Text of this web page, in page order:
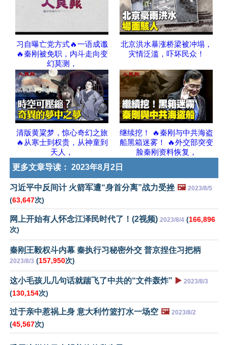
习自曝亡党方式🔥一语成谶
🔥秦刚被免职，内斗走向变
幻莫测，
北京洪水暴涨桥梁被冲塌，
灾情泛滥，吓坏民众！
清版黄粱梦，惊心奇幻之旅
🔥从寒士到权贵，从神童到
天人，
继续挖！ 🔥秦刚与中共海盗
船黑箱迷雾！ 🔥外交部突变
脸秦刚资料恢复，
更多文章导读： 2023年8月2日
习近平中反间计 火箭军遭“身首分离”战力受挫 🖼️ 2023/8/5
(63,647次)
网上开始有人怀念江泽民时代了！(2视频) 2023/8/4 (166,896
次)
秦刚王毅权斗内幕 秦执行习秘密外交 普京捏住习把柄
2023/8/3 (157,950次)
这小毛孩儿几句话就踹飞了中共的“文件轰炸” ▶️ 2023/8/3
(130,154次)
过于亲中惹祸上身 意大利竹篮打水一场空 🖼️ 2023/8/2
(45,567次)